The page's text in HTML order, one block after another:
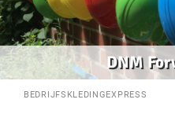
DNM
BEDRIJFSKLEDINGEXPRESS